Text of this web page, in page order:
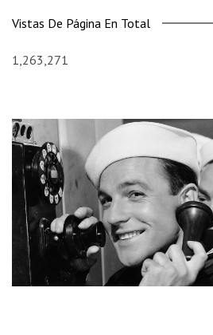
Vistas De Página En Total
1,263,271